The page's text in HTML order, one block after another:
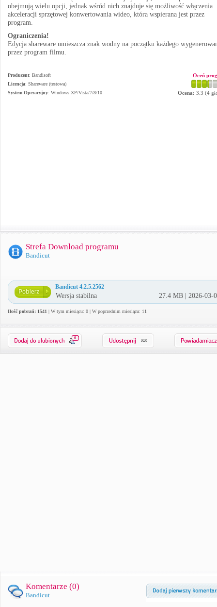
obejmują wielu opcji, jednak wśród nich znajduje się możliwość włączenia
akceleracji sprzętowej konwertowania wideo, która wspierana jest przez
program.
Ograniczenia!
Edycja shareware umieszcza znak wodny na początku każdego
przez program filmu.
Producent: Bandisoft
Licencja: Shareware (testowa)
System Operacyjny: Windows XP/Vista/7/8/10
Oceń
Ocena: 3.3 (4
Strefa Download programu
Bandicut
Bandicut 4.2.5.2562
Wersja stabilna 27.4 MB | 2026-03-
Ilość pobrań: 1541 | W tym miesiącu: 0 | W poprzednim miesiącu: 11
0
Komentarze (0)
Bandicut